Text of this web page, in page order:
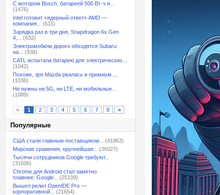
С мотором Bosch, батареей 500 Вт·ч и...
(1476)
Intel готовит «ядерный ответ» AMD —
компания...
(615)
Зарядка раз в три дня, Snapdragon 6s Gen
4,...
(632)
Электромобили дорого обходятся Subaru:
на...
(938)
CATL испытала батарею для электрических...
(1042)
Похоже, зря Mazda рвалась в премиум....
(1036)
Не нужны ни 5G, ни LTE, ни мобильные...
(1089)
< 1 2 3 4 5 6 7 8 >
Популярные
США стали главным поставщиком...
(41863)
Морские сражения, крупнейшая...
(35027)
Тысячи сотрудников Google требуют...
(31506)
Chrome для Android стал заметно
плавнее: Google...
(25109)
Вышел релиз OpenIDE Pro —
корпоративной...
(21654)